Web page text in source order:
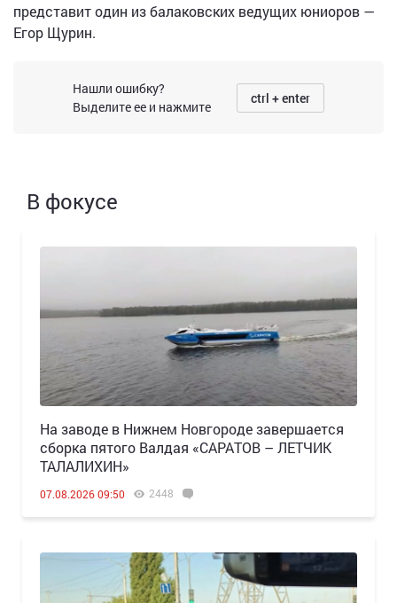
представит один из балаковских ведущих юниоров —
Егор Щурин.
Нашли ошибку?
Выделите ее и нажмите
ctrl + enter
В фокусе
Н️а заводе в Нижнем Новгороде завершается
сборка пятого Валдая «САРАТОВ – ЛЕТЧИК
ТАЛАЛИХИН»
07.08.2026 09:50 2448